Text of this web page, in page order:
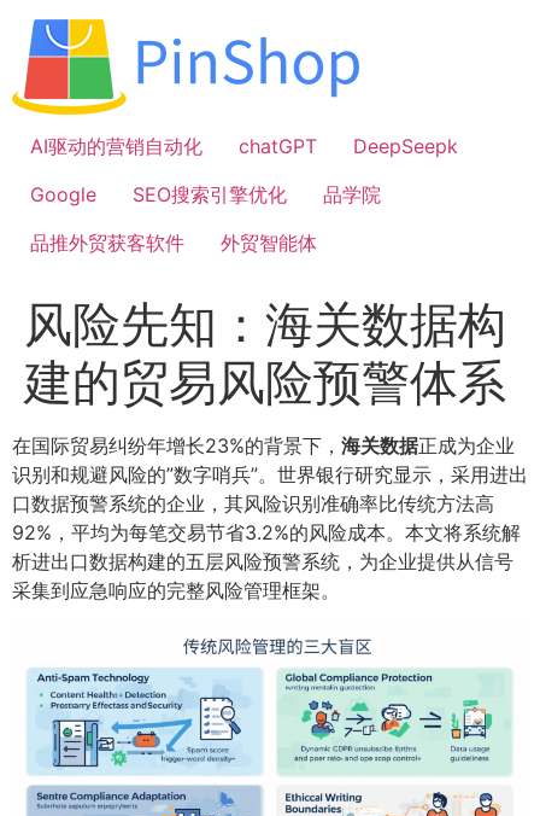
容
AI驱动的营销自动化
chatGPT
DeepSeepk
Google
SEO搜索引擎优化
品学院
品推外贸获客软件
外贸智能体
风险先知：海关数据构
建的贸易风险预警体系
在国际贸易纠纷年增长23%的背景下， 海关数据正成为企业
识别和规避风险的”数字哨兵”。世界银行研究显示，采用进出
口数据预警系统的企业，其风险识别准确率比传统方法高
92%，平均为每笔交易节省3.2%的风险成本。本文将系统解
析进出口数据构建的五层风险预警系统，为企业提供从信号
采集到应急响应的完整风险管理框架。